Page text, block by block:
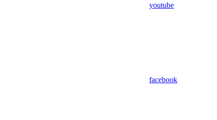
youtube
facebook